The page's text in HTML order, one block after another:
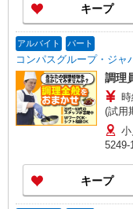
キープ
アルバイト パート
コンパスグループ・ジ
調理
時給
(試用期間2ヶ月)
分単
キープ